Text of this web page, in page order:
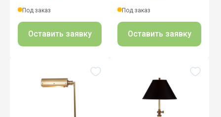
Под заказ
Оставить заявку
Под заказ
Оставить заявку